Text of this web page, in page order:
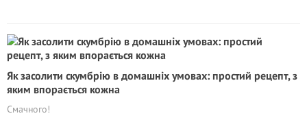
Як засолити скумбрію в домашніх умовах: простий рецепт, з
яким впорається кожна
Смачного!